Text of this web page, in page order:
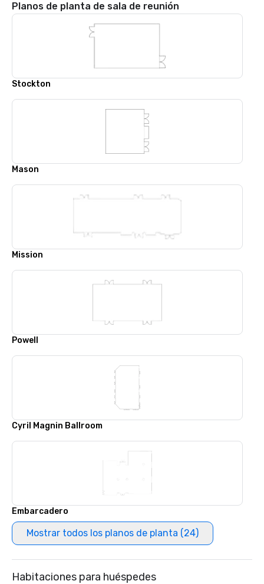
Planos de planta de sala de reunión
Stockton
Mason
Mission
Powell
Cyril Magnin Ballroom
Embarcadero
Mostrar todos los planos de planta (24)
Habitaciones para huéspedes